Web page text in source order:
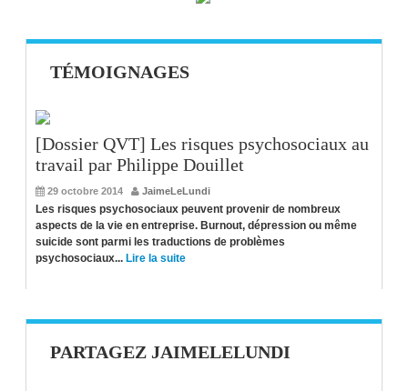
TÉMOIGNAGES
[Dossier QVT] Les risques psychosociaux au
travail par Philippe Douillet
29 octobre 2014 JaimeLeLundi
Les risques psychosociaux peuvent provenir de nombreux
aspects de la vie en entreprise. Burnout, dépression ou même
suicide sont parmi les traductions de problèmes
psychosociaux... Lire la suite
PARTAGEZ JAIMELELUNDI